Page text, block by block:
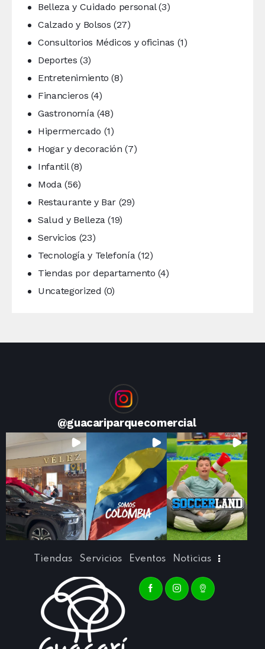
Belleza y Cuidado personal (3)
Calzado y Bolsos (27)
Consultorios Médicos y oficinas (1)
Deportes (3)
Entretenimiento (8)
Financieros (4)
Gastronomía (48)
Hipermercado (1)
Hogar y decoración (7)
Infantil (8)
Moda (56)
Restaurante y Bar (29)
Salud y Belleza (19)
Servicios (23)
Tecnología y Telefonía (12)
Tiendas por departamento (4)
Uncategorized (0)
@guacariparquecomercial
Tiendas Servicios Eventos Noticias